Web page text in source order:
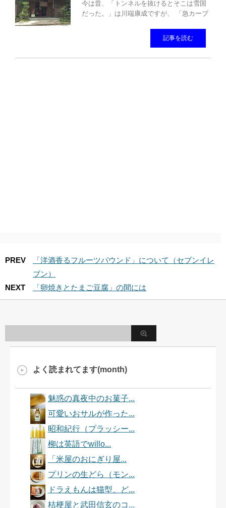
今は昔、「トンネルを抜けるとそこは雪国
だった。」は川端康成ですが、 「急カーブ
記事を読む
PREV
「洋酒香るフルーツパウンド」について（セブンイレ
ブン）
NEXT
「卵焼きとたまご豆腐」の間には
よく読まれてます(month)
魅惑の真夜中のお菓子...
可愛いおサルが作った...
昭和紀行（プラッシー...
柳は英語でwillo...
「米屋のおにぎり屋...
プリンの生どら（モン...
ドラえもんは猫型、ど...
桔梗屋と武田信玄のコ...